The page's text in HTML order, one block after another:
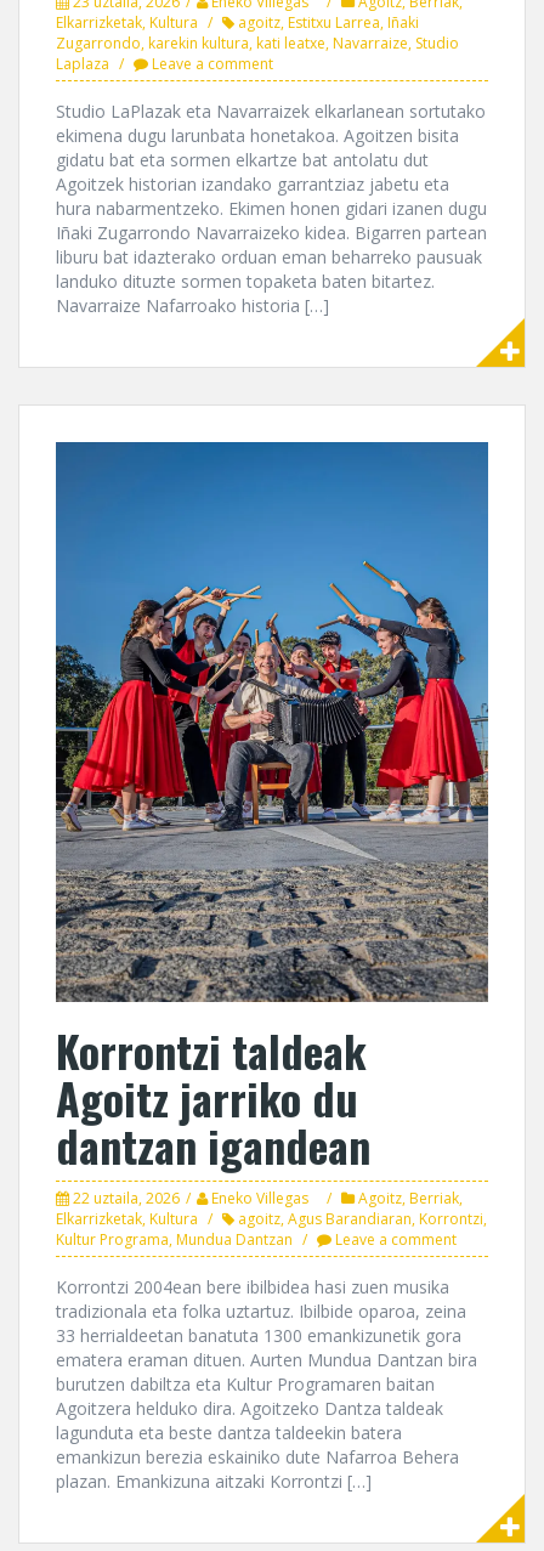
Elkarrizketak,Kultura agoitz,Estitxu Larrea,Iñaki
Zugarrondo,karekin kultura,kati leatxe,Navarraize, Studio
Laplaza
Leave a comment
Studio LaPlazak eta Navarraizek elkarlanean sortutako
ekimena dugu larunbata honetakoa. Agoitzen bisita
gidatu bat eta sormen elkartze bat antolatu dut
Agoitzek historian izandako garrantziaz jabetu eta
hura nabarmentzeko. Ekimen honen gidari izanen dugu
Iñaki Zugarrondo Navarraizeko kidea. Bigarren partean
liburu bat idazterako orduan eman beharreko pausuak
landuko dituzte sormen topaketa baten bitartez.
Navarraize Nafarroako historia […]
Korrontzi taldeak
Agoitz jarriko du
dantzan igandean
22 uztaila, 2026 Eneko Villegas Agoitz,Berriak,
Elkarrizketak,Kultura agoitz,Agus Barandiaran,Korrontzi,
Kultur Programa,Mundua Dantzan Leave a comment
Korrontzi 2004ean bere ibilbidea hasi zuen musika
tradizionala eta folka uztartuz. Ibilbide oparoa, zeina
33 herrialdeetan banatuta 1300 emankizunetik gora
ematera eraman dituen. Aurten Mundua Dantzan bira
burutzen dabiltza eta Kultur Programaren baitan
Agoitzera helduko dira. Agoitzeko Dantza taldeak
lagunduta eta beste dantza taldeekin batera
emankizun berezia eskainiko dute Nafarroa Behera
plazan. Emankizuna aitzaki Korrontzi […]